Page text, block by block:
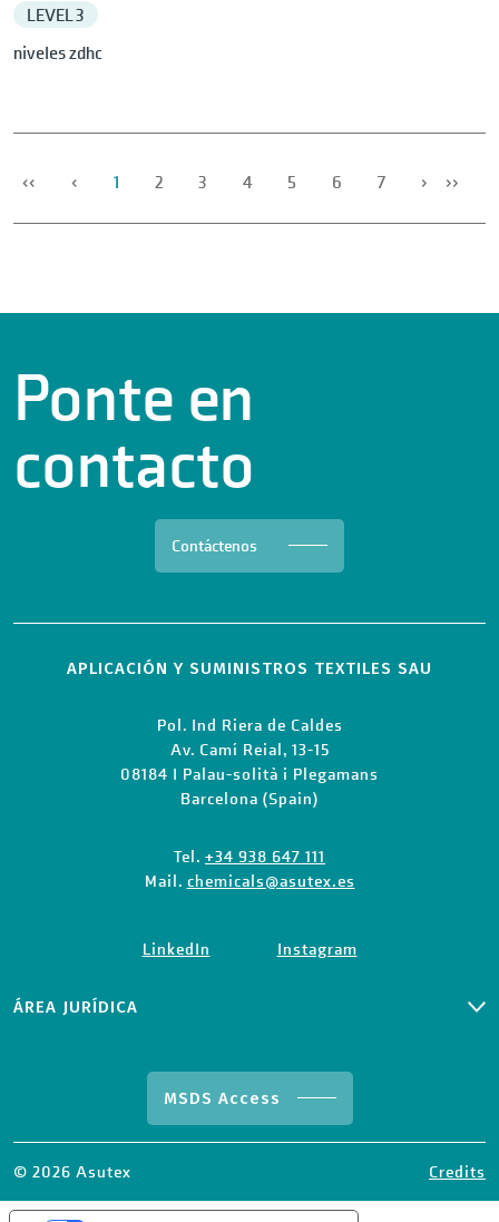
LEVEL 3
niveles zdhc
‹‹ ‹ 1 2 3 4 5 6 7 › ››
Ponte en
contacto
Contáctenos
APLICACIÓN Y SUMINISTROS TEXTILES SAU
Pol. Ind Riera de Caldes
Av. Camí Reial, 13-15
08184 I Palau-solità i Plegamans
Barcelona (Spain)
Tel. +34 938 647 111
Mail. chemicals@asutex.es
LinkedIn Instagram
ÁREA JURÍDICA
POLÍTICA DE PRIVACIDAD
POLÍTICA DE COOKIES
TÉRMINOS Y CONDICIONES DE VENTA
CÓDIGO ÉTICO
CANAL ÉTICO
MSDS Access
© 2026 Asutex Credits